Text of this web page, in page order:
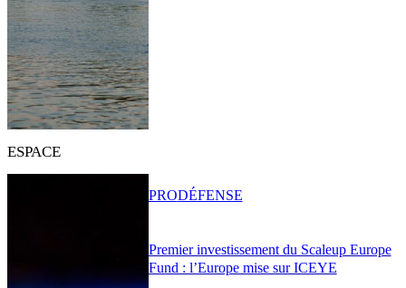
ESPACE
Premier investissement du Scaleup Europe
Fund : l’Europe mise sur ICEYE
PRODÉFENSE